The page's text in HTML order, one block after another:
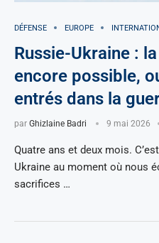
DÉFENSE EUROPE
Russie-Ukraine :
encore possible,
entrés dans la
par Ghizlaine Badri 9 mai 2026
Quatre ans et deux mois.
Ukraine au moment où nous
sacrifices …